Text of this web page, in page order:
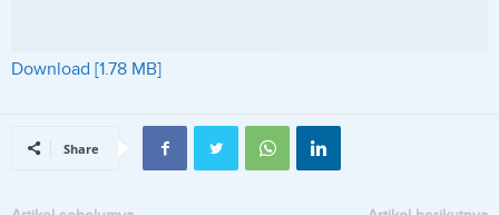
Download [1.78 MB]
Share